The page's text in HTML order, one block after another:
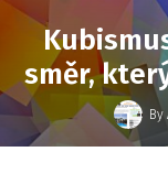
směr,
By